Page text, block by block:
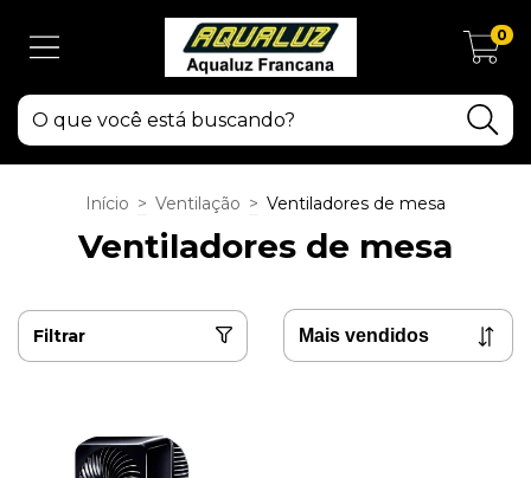
0
Início > Ventilação > Ventiladores de mesa
Ventiladores de mesa
Filtrar